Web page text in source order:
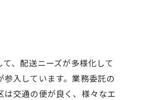
、配送ニーズが多様化して
入しています。業務委託の
交通の便が良く、様々なエ